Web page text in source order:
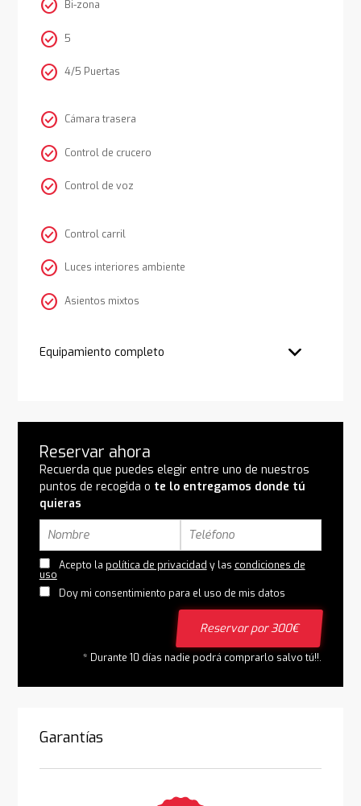
check_circle Bi-zona
check_circle 5
check_circle 4/5 Puertas
check_circle Cámara trasera
check_circle Control de crucero
check_circle Control de voz
check_circle Control carril
check_circle Luces interiores ambiente
check_circle Asientos mixtos
Equipamiento completo
Reservar ahora
Recuerda que puedes elegir entre uno de nuestros
puntos de recogida o te lo entregamos donde tú
quieras
Acepto la política de privacidad y las condiciones de
uso
Doy mi consentimiento para el uso de mis datos
Reservar por 300€
* Durante 10 días nadie podrá comprarlo salvo tú!!.
Garantías